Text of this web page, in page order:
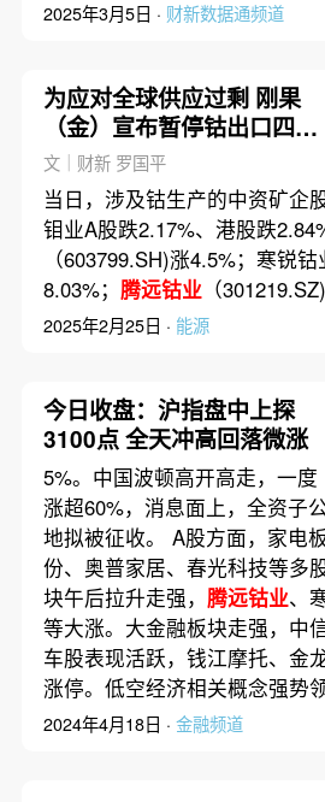
2025年3月5日 · 财新数据通频道
为应对全球供应过剩 刚果
（金）宣布暂停钴出口四个
月
文｜财新 罗国平
当日，涉及钴生产的中资矿企
钼业A股跌2.17%、港股跌
（603799.SH)涨4.5%；寒锐
8.03%； 腾远钴业（
2025年2月25日 · 能源
今日收盘：沪指盘中上探
3100点 全天冲高回落微涨
5%。中国波顿高开高走，一度
涨超60%，消息面上，全资子
地拟被征收。 A股方面，家电
份、奥普家居、春光科技等多
块午后拉升走强， 腾远钴业、
等大涨。大金融板块走强，中
车股表现活跃，钱江摩托、金
涨停。低空经济相关概念强
2024年4月18日 · 金融频道